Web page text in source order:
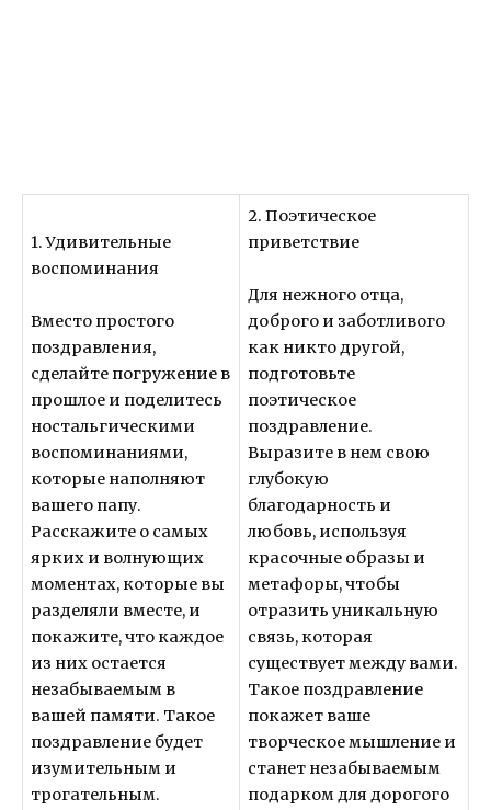
1. Удивительные
воспоминания
Вместо простого
поздравления,
сделайте погружение в
прошлое и поделитесь
ностальгическими
воспоминаниями,
которые наполняют
вашего папу.
Расскажите о самых
ярких и волнующих
моментах, которые вы
разделяли вместе, и
покажите, что каждое
из них остается
незабываемым в
вашей памяти. Такое
поздравление будет
изумительным и
трогательным.
2. Поэтическое
приветствие
Для нежного отца,
доброго и заботливого
как никто другой,
подготовьте
поэтическое
поздравление.
Выразите в нем свою
глубокую
благодарность и
любовь, используя
красочные образы и
метафоры, чтобы
отразить уникальную
связь, которая
существует между вами.
Такое поздравление
покажет ваше
творческое мышление и
станет незабываемым
подарком для дорогого